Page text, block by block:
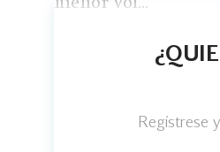
Regístrese